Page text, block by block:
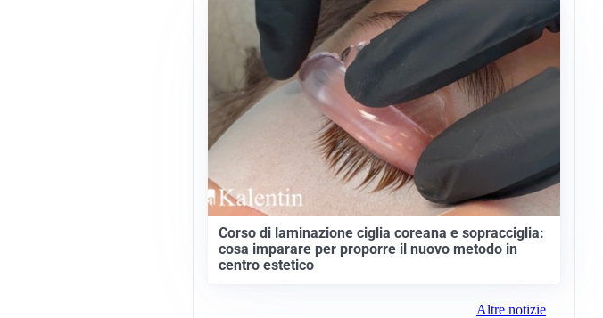
Corso di laminazione ciglia coreana e sopracciglia:
cosa imparare per proporre il nuovo metodo in
centro estetico
Altre notizie